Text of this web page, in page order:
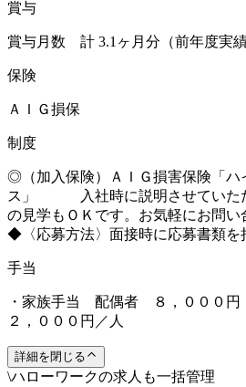
賞与
賞与月数 計 3.1ヶ月分（前年度実績
保険
ＡＩＧ損保
制度
◎（加入保険）ＡＩＧ損害保険「ハ
ス」 入社時に説明させてい
の見学もＯＫです。お気軽にお問
◆〈応募方法〉面接時に応募書類を
手当
・家族手当 配偶者
２，０００円／人
詳細を閉じる
\ハローワークの求人も一括管理